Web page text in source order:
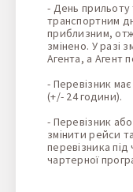
- День прильоту
транспортним
приблизним,
змінено. У разі
Агента, а Агент
- Перевізник
(+/- 24 години).
- Перевізник
змінити рейси
перевізника під
чартерної